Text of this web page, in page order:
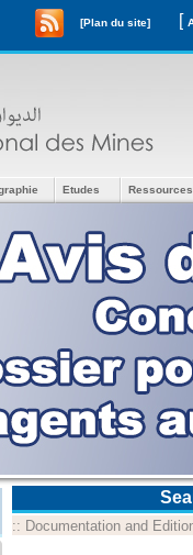
[Plan du site] [
Etudes
:: Documentation and